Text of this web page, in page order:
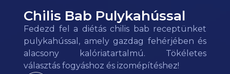
Chilis Bab Pulykahússal
Fedezd fel a diétás chilis bab receptünket
pulykahússal, amely gazdag fehérjében és
alacsony kalóriatartalmú. Tökéletes
választás fogyáshoz és izomépítéshez!